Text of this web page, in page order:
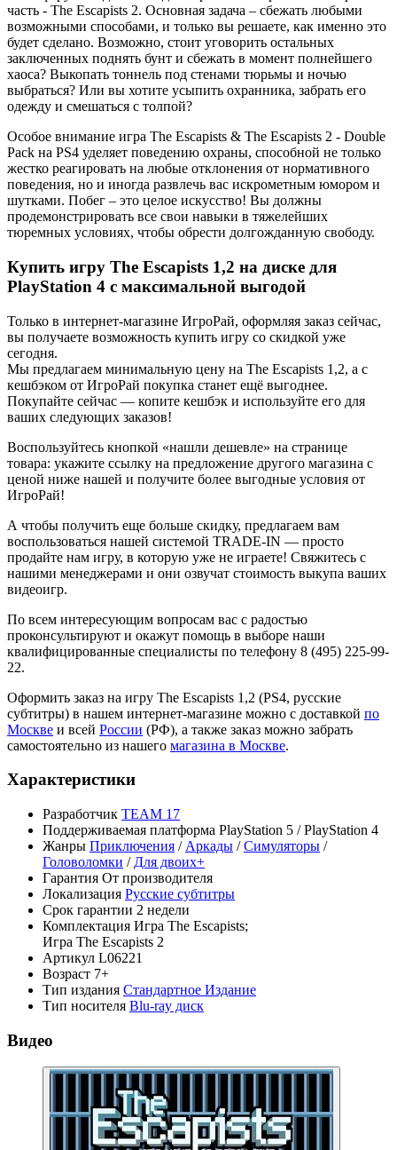
часть - The Escapists 2. Основная задача – сбежать любыми
возможными способами, и только вы решаете, как именно это
будет сделано. Возможно, стоит уговорить остальных
заключенных поднять бунт и сбежать в момент полнейшего
хаоса? Выкопать тоннель под стенами тюрьмы и ночью
выбраться? Или вы хотите усыпить охранника, забрать его
одежду и смешаться с толпой?
Особое внимание игра The Escapists & The Escapists 2 - Double
Pack на PS4 уделяет поведению охраны, способной не только
жестко реагировать на любые отклонения от нормативного
поведения, но и иногда развлечь вас искрометным юмором и
шутками. Побег – это целое искусство! Вы должны
продемонстрировать все свои навыки в тяжелейших
тюремных условиях, чтобы обрести долгожданную свободу.
Купить игру The Escapists 1,2 на диске для
PlayStation 4 с максимальной выгодой
Только в интернет-магазине ИгроРай, оформляя заказ сейчас,
вы получаете возможность купить игру со скидкой уже
сегодня.
Мы предлагаем минимальную цену на The Escapists 1,2, а с
кешбэком от ИгроРай покупка станет ещё выгоднее.
Покупайте сейчас — копите кешбэк и используйте его для
ваших следующих заказов!
Воспользуйтесь кнопкой «нашли дешевле» на странице
товара: укажите ссылку на предложение другого магазина с
ценой ниже нашей и получите более выгодные условия от
ИгроРай!
А чтобы получить еще больше скидку, предлагаем вам
воспользоваться нашей системой TRADE-IN — просто
продайте нам игру, в которую уже не играете! Свяжитесь с
нашими менеджерами и они озвучат стоимость выкупа ваших
видеоигр.
По всем интересующим вопросам вас с радостью
проконсультируют и окажут помощь в выборе наши
квалифицированные специалисты по телефону 8 (495) 225-99-
22.
Оформить заказ на игру The Escapists 1,2 (PS4, русские
субтитры) в нашем интернет-магазине можно с доставкой по
Москве и всей России (РФ), а также заказ можно забрать
самостоятельно из нашего магазина в Москве.
Характеристики
Разработчик TEAM 17
Поддерживаемая платформа PlayStation 5 / PlayStation 4
Жанры Приключения / Аркады /Симуляторы /
Головоломки / Для двоих+
Гарантия От производителя
Локализация Русские субтитры
Срок гарантии 2 недели
Комплектация Игра The Escapists;
Игра The Escapists 2
Артикул L06221
Возраст 7+
Тип издания Стандартное Издание
Тип носителя Blu-ray диск
Видео